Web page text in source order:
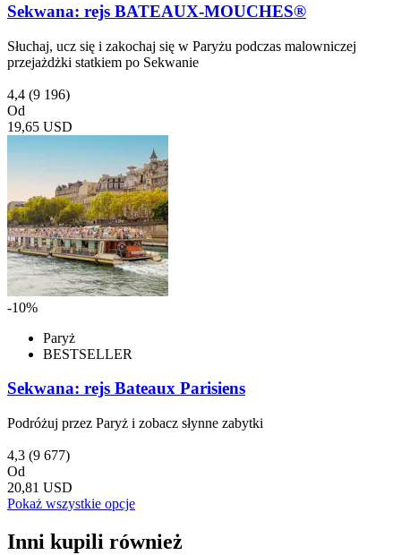
Sekwana: rejs BATEAUX-MOUCHES®
Słuchaj, ucz się i zakochaj się w Paryżu podczas malowniczej
przejażdżki statkiem po Sekwanie
4,4 (9 196)
Od
19,65 USD
-10%
Paryż
BESTSELLER
Sekwana: rejs Bateaux Parisiens
Podróżuj przez Paryż i zobacz słynne zabytki
4,3 (9 677)
Od
20,81 USD
Pokaż wszystkie opcje
Inni kupili również